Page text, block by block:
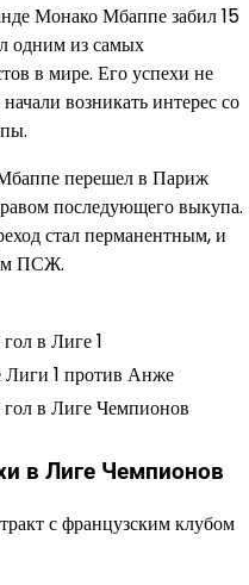
Монако Мбаппе забил 15
одним из самых
в мире. Его успехи не
возникать интерес со
перешел в Париж
последующего выкупа.
стал перманентным, и
ПСЖ.
в Лиге 1
Лиги 1 против Анже
в Лиге Чемпионов
в Лиге Чемпионов
с французским клубом